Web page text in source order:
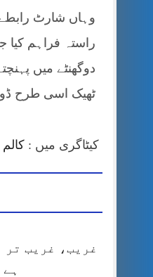
وہاں شارٹ رابطے
راستہ فراہم کیا
دوگھنٹے میں
ٹھیک اسی طرح
کیٹاگری میں : کالم
غریب، غریب تر
ہے